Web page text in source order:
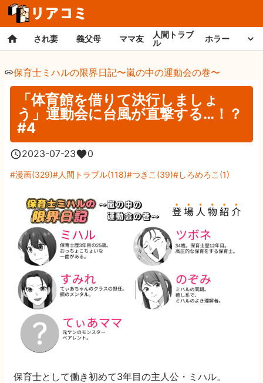
され妻 義父母 ママ友
人間トラブ
ル
ホラー
保育士ミハルの限界日記〜嵐の中の運動会の巻〜
「体育館を借りて決行しましょ
う」運動会に台風が直撃する…！？
#4
2023-07-23 0
漫画(329) 人間トラブル(118) つきこ (39) しろめろこ (1)
保育士として働き初めて3年目の主人公・ミハル。